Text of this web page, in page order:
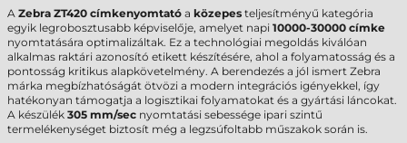
A Zebra ZT420 címkenyomtató a közepes teljesítményű kategória
egyik legrobosztusabb képviselője, amelyet napi 10000-30000 címke
nyomtatására optimalizáltak. Ez a technológiai megoldás kiválóan
alkalmas raktári azonosító etikett készítésére, ahol a folyamatosság és a
pontosság kritikus alapkövetelmény. A berendezés a jól ismert Zebra
márka megbízhatóságát ötvözi a modern integrációs igényekkel, így
hatékonyan támogatja a logisztikai folyamatokat és a gyártási láncokat.
A készülék 305 mm/sec nyomtatási sebessége ipari szintű
termelékenységet biztosít még a legzsúfoltabb műszakok során is.